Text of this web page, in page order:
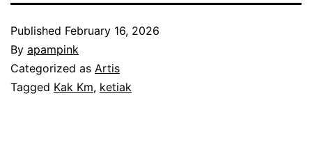
Published February 16, 2026
By apampink
Categorized as Artis
Tagged Kak Km, ketiak